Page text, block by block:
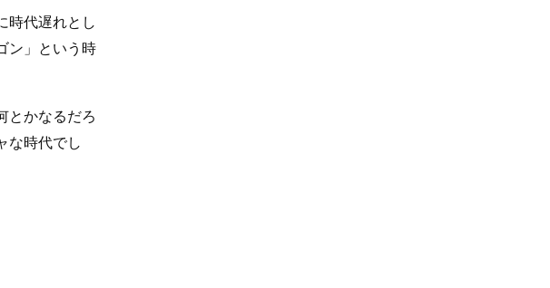
時代遅れとし
ン」という時
とかなるだろ
な時代でし